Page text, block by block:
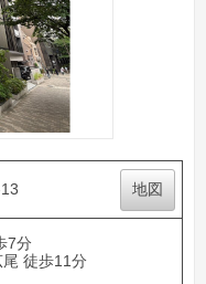
地図
7分
徒歩11分